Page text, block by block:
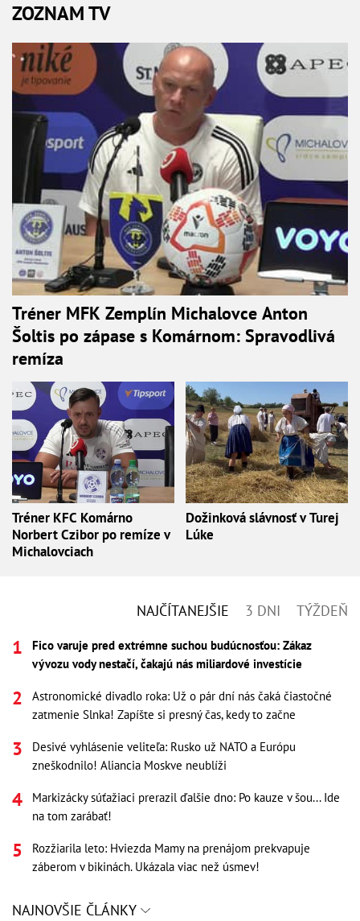
ZOZNAM TV
Tréner MFK Zemplín Michalovce Anton
Šoltis po zápase s Komárnom: Spravodlivá
remíza
Tréner KFC Komárno
Norbert Czibor po remíze v
Michalovciach
Dožinková slávnosť v Turej
Lúke
NAJČÍTANEJŠIE 3 DNI TÝŽDEŇ
Fico varuje pred extrémne suchou budúcnosťou: Zákaz
vývozu vody nestačí, čakajú nás miliardové investície
Astronomické divadlo roka: Už o pár dní nás čaká čiastočné
zatmenie Slnka! Zapíšte si presný čas, kedy to začne
Desivé vyhlásenie veliteľa: Rusko už NATO a Európu
zneškodnilo! Aliancia Moskve neublíži
Markizácky súťažiaci prerazil ďalšie dno: Po kauze v šou... Ide
na tom zarábať!
Rozžiarila leto: Hviezda Mamy na prenájom prekvapuje
záberom v bikinách. Ukázala viac než úsmev!
NAJNOVŠIE ČLÁNKY